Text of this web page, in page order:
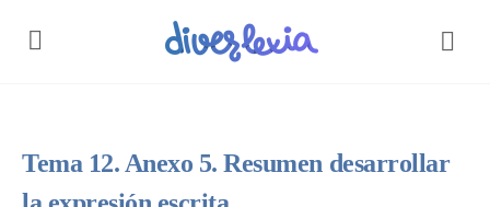
Tema 12. Anexo 5. Resumen desarrollar